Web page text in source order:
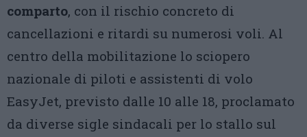
comparto, con il rischio concreto di
cancellazioni e ritardi su numerosi voli. Al
centro della mobilitazione lo sciopero
nazionale di piloti e assistenti di volo
EasyJet, previsto dalle 10 alle 18, proclamato
da diverse sigle sindacali per lo stallo sul